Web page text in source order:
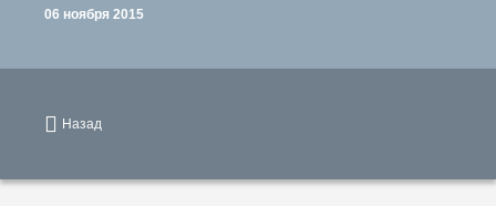
06 ноября 2015
Назад